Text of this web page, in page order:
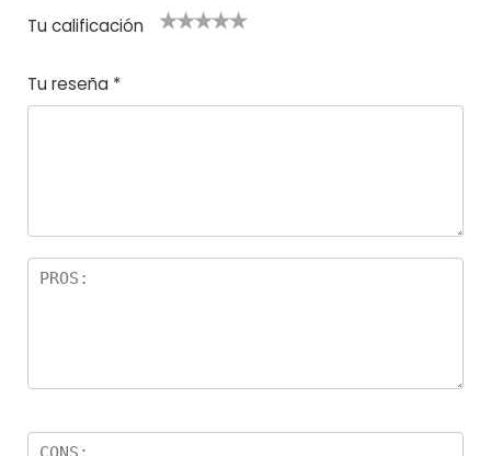
Tu calificación
e
el
5
las
s
Tu reseña *